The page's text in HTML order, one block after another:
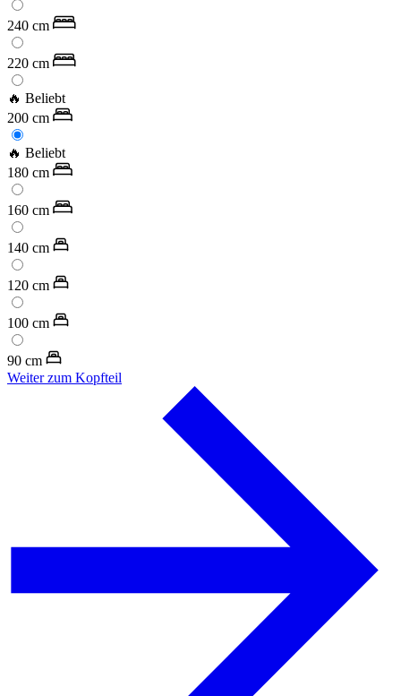
240 cm
220 cm
🔥 Beliebt
200 cm
🔥 Beliebt
180 cm
160 cm
140 cm
120 cm
100 cm
90 cm
Weiter zum Kopfteil